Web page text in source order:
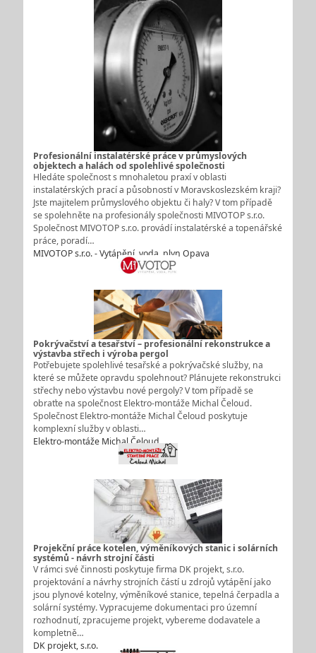
Profesionální instalatérské práce v průmyslových
objektech a halách od spolehlivé společnosti
Hledáte společnost s mnohaletou praxí v oblasti
instalatérských prací a působností v Moravskoslezském kraji?
Jste majitelem průmyslového objektu či haly? V tom případě
se spolehněte na profesionály společnosti MIVOTOP s.r.o.
Společnost MIVOTOP s.r.o. provádí instalatérské a topenářské
práce, poradí…
MIVOTOP s.r.o. - Vytápění, voda, plyn Opava
Pokrývačství a tesařství – profesionální rekonstrukce a
výstavba střech i výroba pergol
Potřebujete spolehlivé tesařské a pokrývačské služby, na
které se můžete opravdu spolehnout? Plánujete rekonstrukci
střechy nebo výstavbu nové pergoly? V tom případě se
obraťte na společnost Elektro-montáže Michal Čeloud.
Společnost Elektro-montáže Michal Čeloud poskytuje
komplexní služby v oblasti…
Elektro-montáže Michal Čeloud
Projekční práce kotelen, výměníkových stanic i solárních
systémů - návrh strojní části
V rámci své činnosti poskytuje firma DK projekt, s.r.o.
projektování a návrhy strojních částí u zdrojů vytápění jako
jsou plynové kotelny, výměníkové stanice, tepelná čerpadla a
solární systémy. Vypracujeme dokumentaci pro územní
rozhodnutí, zpracujeme projekt, vybereme dodavatele a
kompletně…
DK projekt, s.r.o.